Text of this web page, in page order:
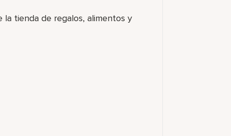
tienda de regalos, alimentos y